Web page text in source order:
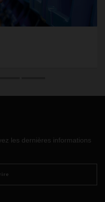
les dernières informations